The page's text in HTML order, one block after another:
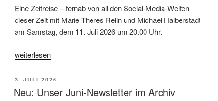
Eine Zeitreise – fernab von all den Social-Media-Welten
dieser Zeit mit Marie Theres Relin und Michael Halberstadt
am Samstag, dem 11. Juli 2026 um 20.00 Uhr.
„­
WE
SCHELL“:
weiterlesen
VERÖFFENTLICHT
AM
3. JULI 2026
Neu: Unser Juni-Newsletter im Archiv